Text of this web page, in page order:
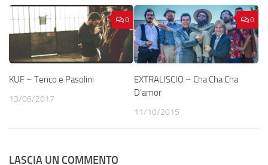
0
KUF – Tenco e Pasolini
13/06/2017
0
EXTRALISCIO – Cha Cha Cha
D’amor
11/10/2015
LASCIA UN COMMENTO